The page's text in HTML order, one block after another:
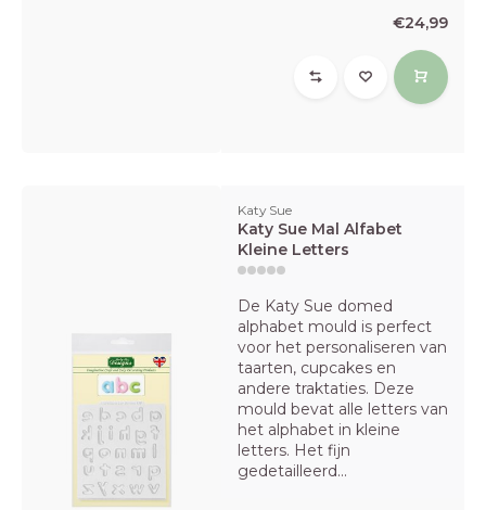
€24,99
Katy Sue
Katy Sue Mal Alfabet
Kleine Letters
De Katy Sue domed
alphabet mould is perfect
voor het personaliseren van
taarten, cupcakes en
andere traktaties. Deze
mould bevat alle letters van
het alphabet in kleine
letters. Het fijn
gedetailleerd...